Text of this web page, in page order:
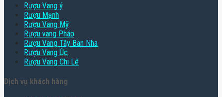
Rượu Vang ý
Rượu Mạnh
Rượu Vang Mỹ
Rượu vang Pháp
Rượu Vang Tây Ban Nha
Rượu Vang Úc
Rượu Vang Chi Lê
Dịch vụ khách hàng